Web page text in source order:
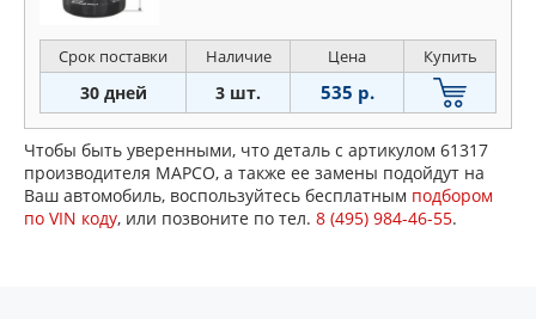
Срок поставки Наличие Цена Купить
30 дней 3 шт. 535 р.
Чтобы быть уверенными, что деталь с артикулом 61317
производителя MAPCO, а также ее замены подойдут на
Ваш автомобиль, воспользуйтесь бесплатным подбором
по VIN коду, или позвоните по тел. 8 (495) 984-46-55.